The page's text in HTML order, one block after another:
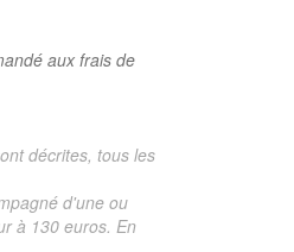
aux frais de
décrites, tous les
d'une ou
à 130 euros. En